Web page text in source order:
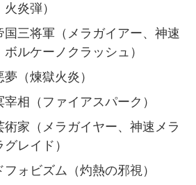
炎弾）
国三将軍（メラガイアー、神速
ルケーノクラッシュ）
（煉獄火炎）
相（ファイアスパーク）
家（メラガイヤー、神速メラ
レイド）
ォビズム（灼熱の邪視）